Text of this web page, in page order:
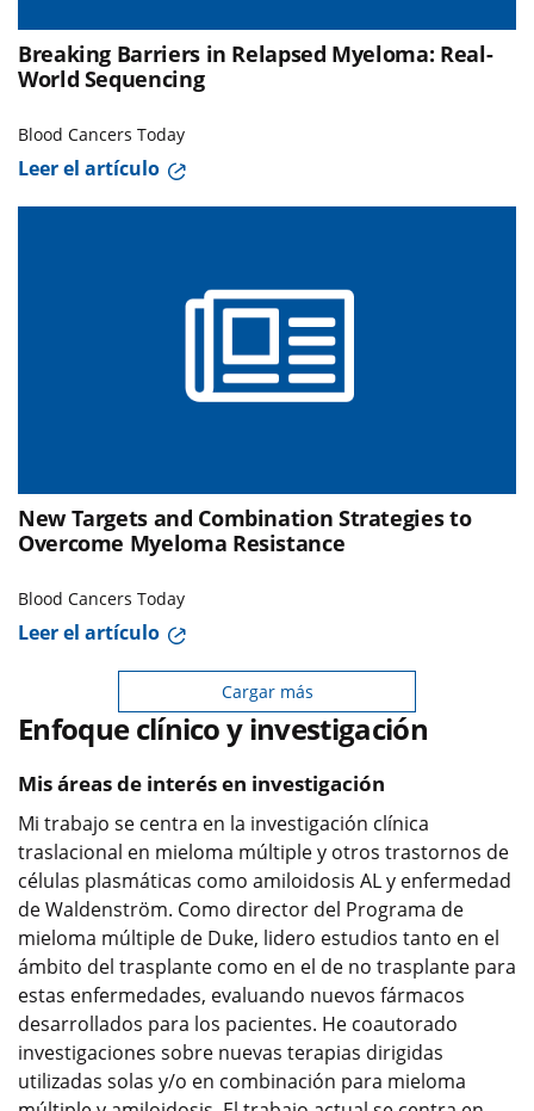
Breaking Barriers in Relapsed Myeloma: Real-
World Sequencing
Blood Cancers Today
Leer el artículo
New Targets and Combination Strategies to
Overcome Myeloma Resistance
Blood Cancers Today
Leer el artículo
Cargar más
Enfoque clínico y investigación
Mis áreas de interés en investigación
Mi trabajo se centra en la investigación clínica
traslacional en mieloma múltiple y otros trastornos de
células plasmáticas como amiloidosis AL y enfermedad
de Waldenström. Como director del Programa de
mieloma múltiple de Duke, lidero estudios tanto en el
ámbito del trasplante como en el de no trasplante para
estas enfermedades, evaluando nuevos fármacos
desarrollados para los pacientes. He coautorado
investigaciones sobre nuevas terapias dirigidas
utilizadas solas y/o en combinación para mieloma